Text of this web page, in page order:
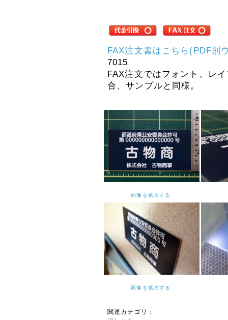
FAX注文書はこちら(PDF別
7015
FAX注文ではフォント、レ
合、サンプルと同様。
画像を拡大する
画像を拡大する
関連カテゴリ：